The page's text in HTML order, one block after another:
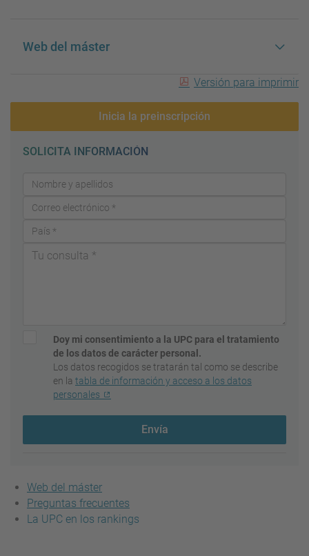
Web del máster
Versión para imprimir
Inicia la preinscripción
SOLICITA INFORMACIÓN
Doy mi consentimiento a la UPC para el tratamiento
de los datos de carácter personal.
Los datos recogidos se tratarán tal como se describe
en la tabla de información y acceso a los datos
personales
Envía
Web del máster
Preguntas frecuentes
La UPC en los rankings